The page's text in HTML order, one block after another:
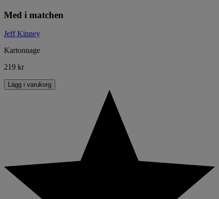
Med i matchen
Jeff Kinney
Kartonnage
219 kr
Lägg i varukorg